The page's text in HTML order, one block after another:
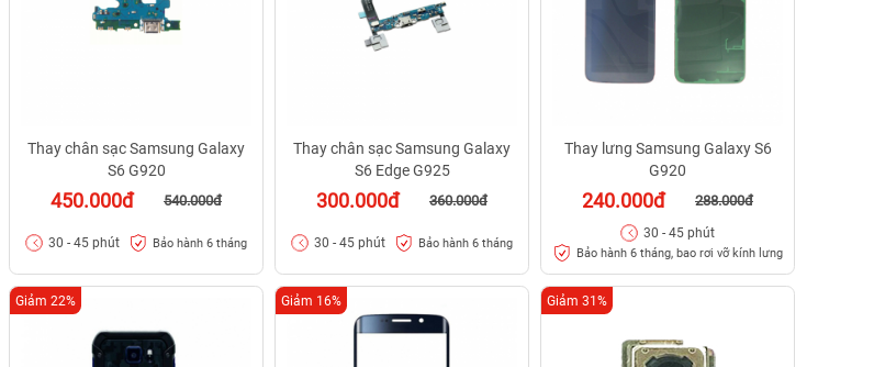
Thay chân sạc Samsung Galaxy
S6 G920
450.000đ 540.000đ
30 - 45 phút Bảo hành 6 tháng
Thay chân sạc Samsung Galaxy
S6 Edge G925
300.000đ 360.000đ
30 - 45 phút Bảo hành 6 tháng
Thay lưng Samsung Galaxy S6
G920
240.000đ 288.000đ
30 - 45 phút
Bảo hành 6 tháng, bao rơi vỡ kính lưng
Giảm 22% Giảm 16% Giảm 31%